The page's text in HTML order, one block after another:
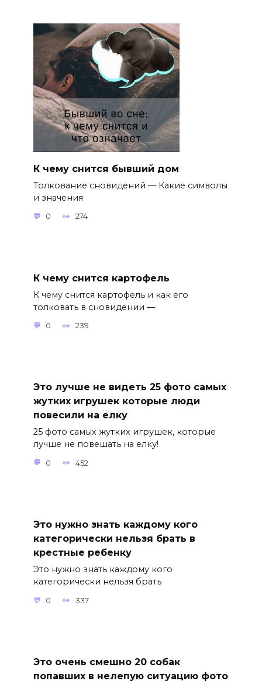
К чему снится бывший дом
Толкование сновидений — Какие символы
и значения
0 274
К чему снится картофель
К чему снится картофель и как его
толковать в сновидении —
0 239
Это лучше не видеть 25 фото самых
жутких игрушек которые люди
повесили на елку
25 фото самых жутких игрушек, которые
лучше не повешать на елку!
0 452
Это нужно знать каждому кого
категорически нельзя брать в
крестные ребенку
Это нужно знать каждому кого
категорически нельзя брать
0 337
Это очень смешно 20 собак
попавших в нелепую ситуацию фото